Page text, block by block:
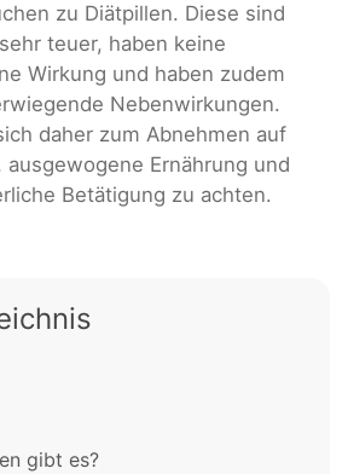
zu Diätpillen. Diese sind
teuer, haben keine
Wirkung und haben zudem
Nebenwirkungen.
daher zum Abnehmen auf
ausgewogene Ernährung und
Betätigung zu achten.
gibt es?